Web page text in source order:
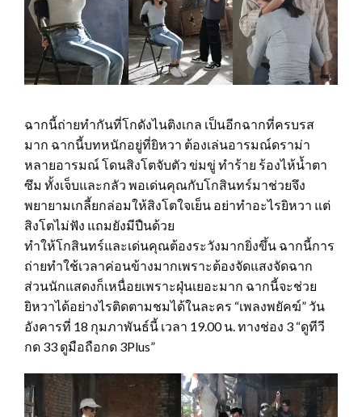
ฉากนี้ถ่ายทำกันที่โกดังไนติงเกล เป็นอีกฉากที่ครบรส
มาก ฉากนี้บทหนักอยู่ที่ยิหวา ต้องเล่นอารมณ์ดราม่า
หลายอารมณ์ โดนสิงโตจับตัว ข่มขู่ ทำร้าย ร้องไห้น้ำตา
ซึม ทั้งเจ็บและกลัว พอเด่นคุณกับโกสินทร์มาช่วยจึง
พยายามเกลี้ยกล่อมให้สิงโตใจเย็น อย่าทำอะไรยิหวา แต่
สิงโตไม่ฟัง แถมยังมีปืนด้วย
ทำให้โกสินทร์และเด่นคุณต้องระวังมากยิ่งขึ้น ฉากนี้การ
ถ่ายทำใช้เวลาค่อนข้างมากเพราะต้องจัดแสงจัดฉาก
ส่วนนักแสดงก็เหนื่อยเพราะฝุ่นเยอะมาก ฉากนี้จะช่วย
ยิหวาได้อย่างไรติดตามชมได้ในละคร “เพลงพยัคฆ์” วัน
อังคารที่ 18 กุมภาพันธ์นี้ เวลา 19.00 น. ทางช่อง 3 “ดูทีวี
กด 33 ดูมือถือกด 3Plus”